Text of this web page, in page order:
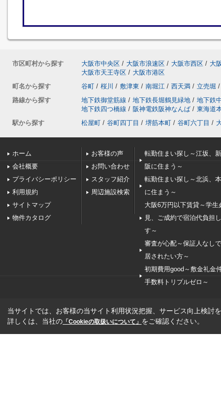
市区町村から探す 大阪市中央区 / 大阪市浪速区 / 大阪市西区 / 大
大阪市天王寺区 / 大阪市港区
町名から探す
谷町 / 桜川 / 敷津東 / 南堀江 / 西天満 / 立売堀 /
路線から探す
地下鉄御堂筋線 / 地下鉄長堀鶴見緑地 / 地下鉄
地下鉄四つ橋線 / 阪神電鉄阪神なんば / 東海道
駅から探す
松屋町 / 谷町四丁目 / 堺筋本町 / 谷町六丁目 /
ホーム
会社概要
プライバシーポリシー
利用規約
サイトマップ
物件カタログ
お客様の声
お問い合わせ
スタッフ紹介
周辺施設検索
転勤住まい探し～江坂、
阪に住まう～
転勤住まい探し～北浜、
に住まう～
大阪6万円以下賃貸～学生
見、ご成約で宿泊代負担
す～
審査が心配～保証人なし
居されたい方～
初期費用good～敷金礼金
手数料トリプルゼロ～
当サイトでは、お客様の当サイト利用状況把握、サービス向上検討
詳しくは、当社の 「Cookieの取扱いについて」 をご確認ください。